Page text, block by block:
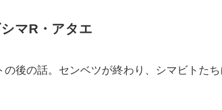
マR・アタエ
の後の話。センベツが終わり、シマビトた